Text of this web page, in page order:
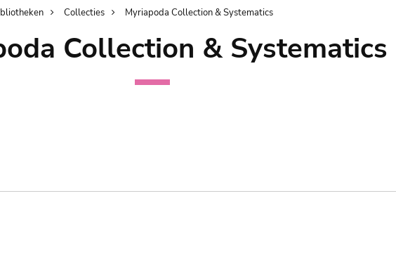
Collecties Myriapoda Collection & Systematics
Collection & Systematics